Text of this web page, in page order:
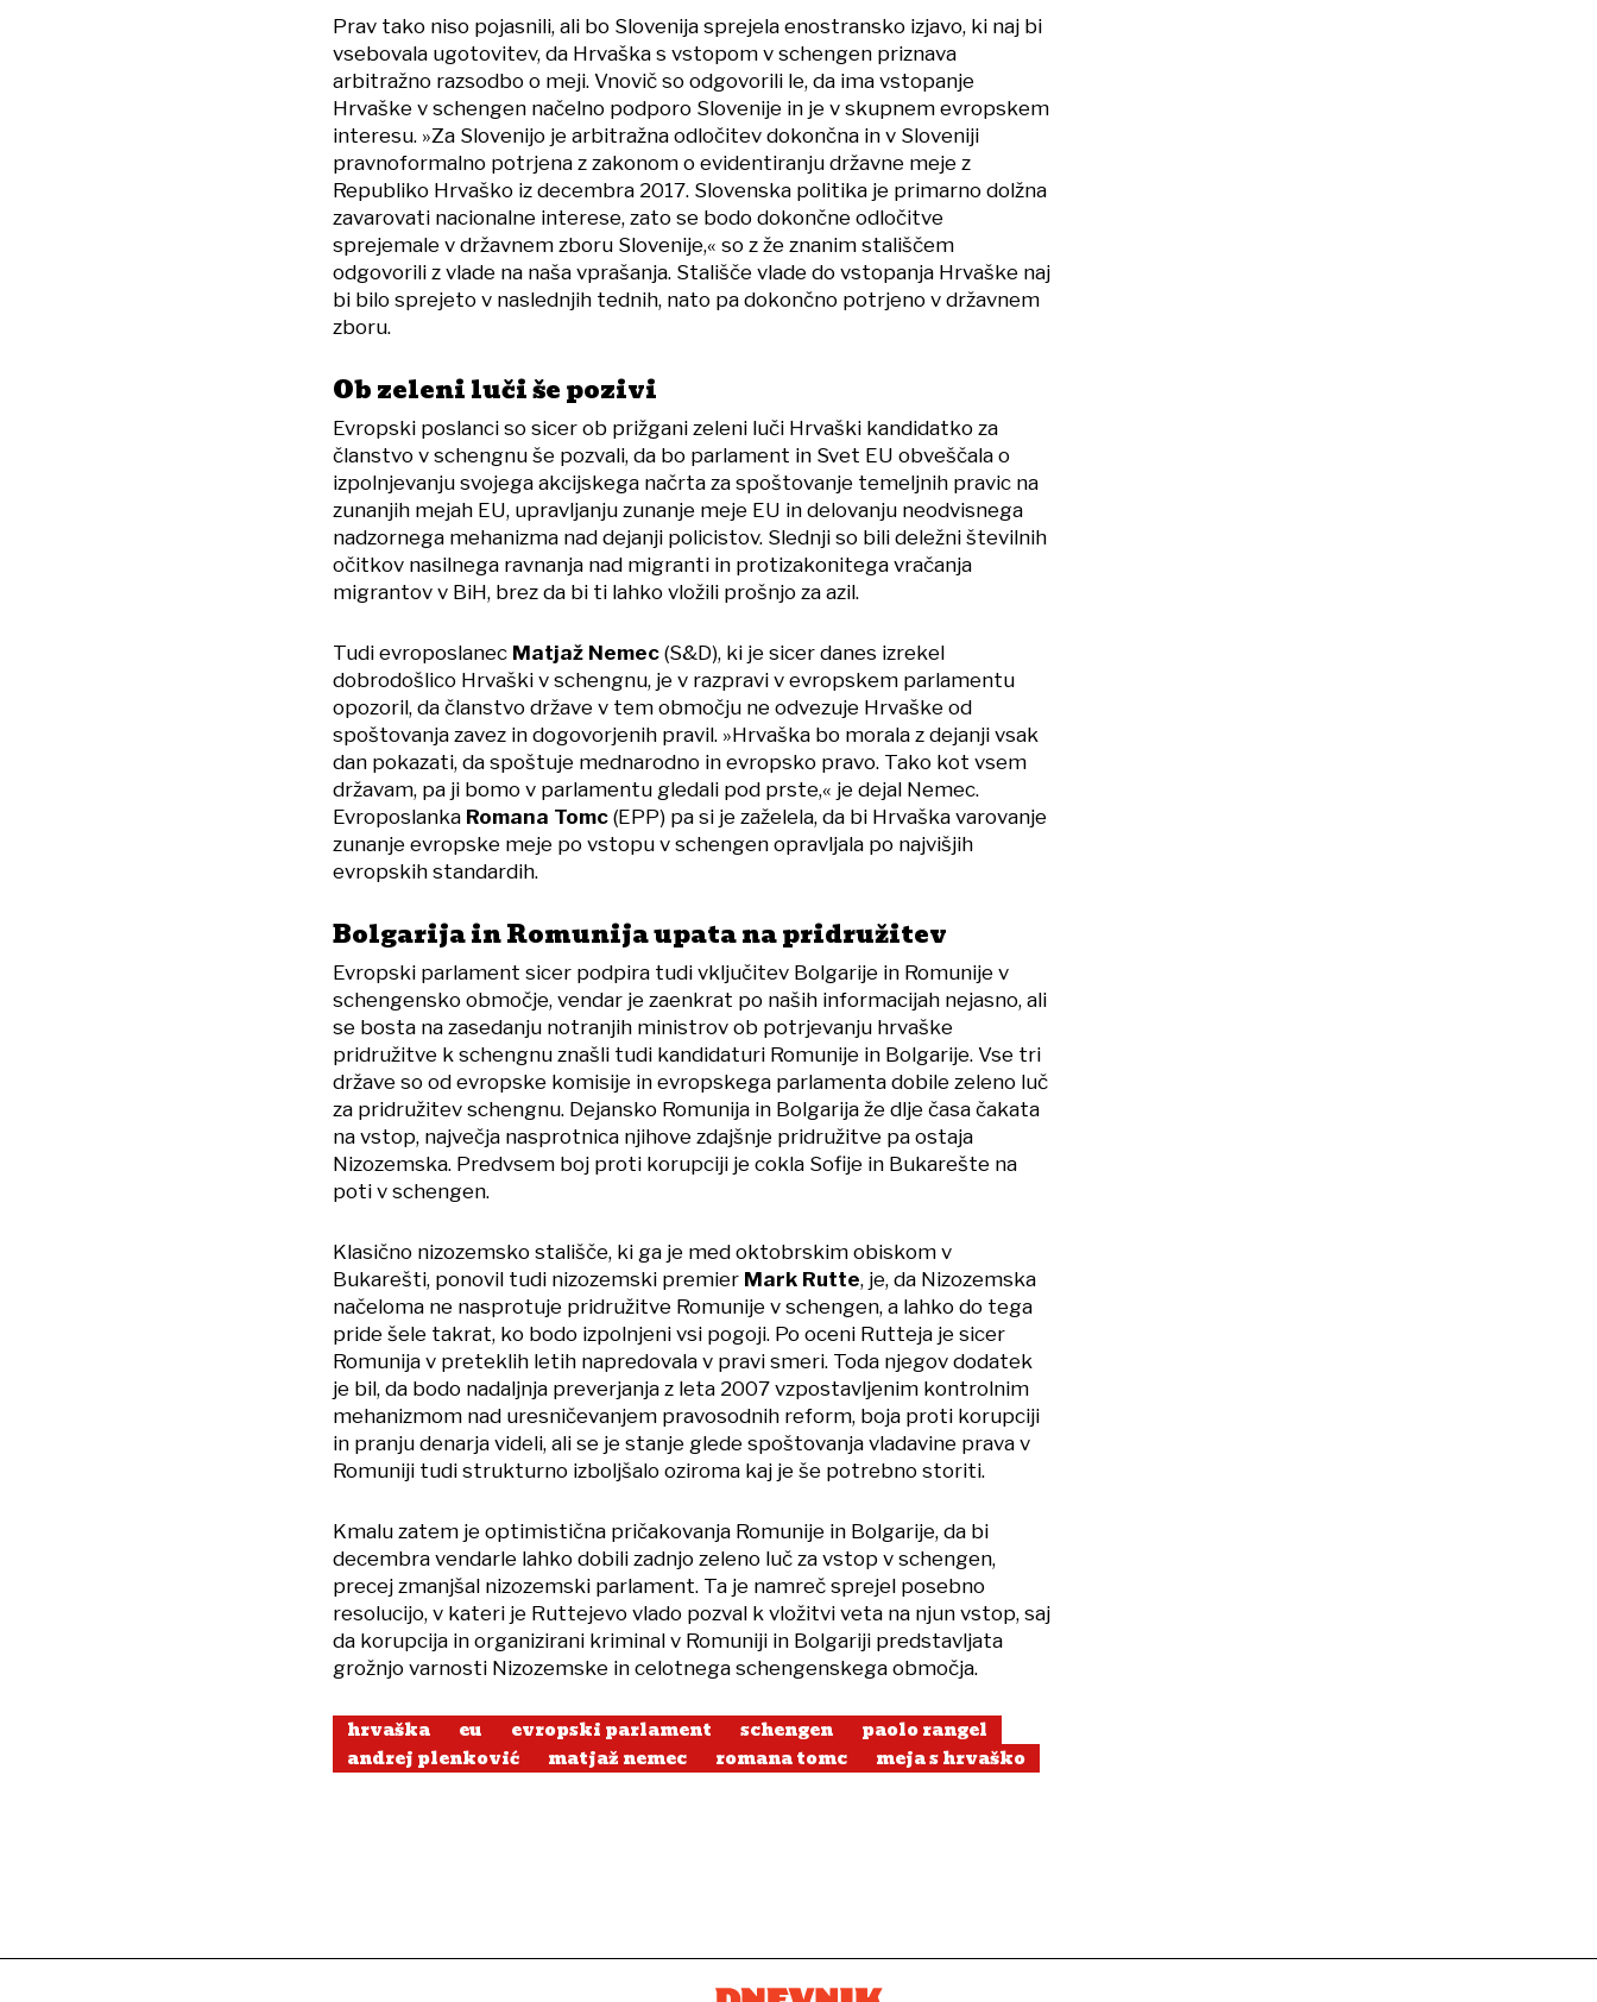
Prav tako niso pojasnili, ali bo Slovenija sprejela enostransko izjavo, ki naj bi
vsebovala ugotovitev, da Hrvaška s vstopom v schengen priznava
arbitražno razsodbo o meji. Vnovič so odgovorili le, da ima vstopanje
Hrvaške v schengen načelno podporo Slovenije in je v skupnem evropskem
interesu. »Za Slovenijo je arbitražna odločitev dokončna in v Sloveniji
pravnoformalno potrjena z zakonom o evidentiranju državne meje z
Republiko Hrvaško iz decembra 2017. Slovenska politika je primarno dolžna
zavarovati nacionalne interese, zato se bodo dokončne odločitve
sprejemale v državnem zboru Slovenije,« so z že znanim stališčem
odgovorili z vlade na naša vprašanja. Stališče vlade do vstopanja Hrvaške naj
bi bilo sprejeto v naslednjih tednih, nato pa dokončno potrjeno v državnem
zboru.
Ob zeleni luči še pozivi
Evropski poslanci so sicer ob prižgani zeleni luči Hrvaški kandidatko za
članstvo v schengnu še pozvali, da bo parlament in Svet EU obveščala o
izpolnjevanju svojega akcijskega načrta za spoštovanje temeljnih pravic na
zunanjih mejah EU, upravljanju zunanje meje EU in delovanju neodvisnega
nadzornega mehanizma nad dejanji policistov. Slednji so bili deležni številnih
očitkov nasilnega ravnanja nad migranti in protizakonitega vračanja
migrantov v BiH, brez da bi ti lahko vložili prošnjo za azil.
Tudi evroposlanec Matjaž Nemec (S&D), ki je sicer danes izrekel
dobrodošlico Hrvaški v schengnu, je v razpravi v evropskem parlamentu
opozoril, da članstvo države v tem območju ne odvezuje Hrvaške od
spoštovanja zavez in dogovorjenih pravil. »Hrvaška bo morala z dejanji vsak
dan pokazati, da spoštuje mednarodno in evropsko pravo. Tako kot vsem
državam, pa ji bomo v parlamentu gledali pod prste,« je dejal Nemec.
Evroposlanka Romana Tomc (EPP) pa si je zaželela, da bi Hrvaška varovanje
zunanje evropske meje po vstopu v schengen opravljala po najvišjih
evropskih standardih.
Bolgarija in Romunija upata na pridružitev
Evropski parlament sicer podpira tudi vključitev Bolgarije in Romunije v
schengensko območje, vendar je zaenkrat po naših informacijah nejasno, ali
se bosta na zasedanju notranjih ministrov ob potrjevanju hrvaške
pridružitve k schengnu znašli tudi kandidaturi Romunije in Bolgarije. Vse tri
države so od evropske komisije in evropskega parlamenta dobile zeleno luč
za pridružitev schengnu. Dejansko Romunija in Bolgarija že dlje časa čakata
na vstop, največja nasprotnica njihove zdajšnje pridružitve pa ostaja
Nizozemska. Predvsem boj proti korupciji je cokla Sofije in Bukarešte na
poti v schengen.
Klasično nizozemsko stališče, ki ga je med oktobrskim obiskom v
Bukarešti, ponovil tudi nizozemski premier Mark Rutte, je, da Nizozemska
načeloma ne nasprotuje pridružitve Romunije v schengen, a lahko do tega
pride šele takrat, ko bodo izpolnjeni vsi pogoji. Po oceni Rutteja je sicer
Romunija v preteklih letih napredovala v pravi smeri. Toda njegov dodatek
je bil, da bodo nadaljnja preverjanja z leta 2007 vzpostavljenim kontrolnim
mehanizmom nad uresničevanjem pravosodnih reform, boja proti korupciji
in pranju denarja videli, ali se je stanje glede spoštovanja vladavine prava v
Romuniji tudi strukturno izboljšalo oziroma kaj je še potrebno storiti.
Kmalu zatem je optimistična pričakovanja Romunije in Bolgarije, da bi
decembra vendarle lahko dobili zadnjo zeleno luč za vstop v schengen,
precej zmanjšal nizozemski parlament. Ta je namreč sprejel posebno
resolucijo, v kateri je Ruttejevo vlado pozval k vložitvi veta na njun vstop, saj
da korupcija in organizirani kriminal v Romuniji in Bolgariji predstavljata
grožnjo varnosti Nizozemske in celotnega schengenskega območja.
hrvaška eu evropski parlament schengen
paolo rangel
andrej plenković
matjaž nemec romana tomc meja s hrvaško